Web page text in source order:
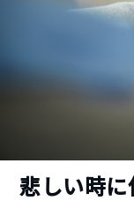
悲しい時